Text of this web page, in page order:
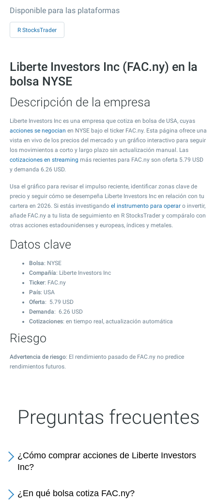
Disponible para las plataformas
R StocksTrader
Liberte Investors Inc (FAC.ny) en la
bolsa NYSE
Descripción de la empresa
Liberte Investors Inc es una empresa que cotiza en bolsa de USA, cuyas
acciones se negocian en NYSE bajo el ticker FAC.ny. Esta página ofrece una
vista en vivo de los precios del mercado y un gráfico interactivo para seguir
los movimientos a corto y largo plazo sin actualización manual. Las
cotizaciones en streaming más recientes para FAC.ny son oferta 5.79 USD
y demanda 6.26 USD.
Usa el gráfico para revisar el impulso reciente, identificar zonas clave de
precio y seguir cómo se desempeña Liberte Investors Inc en relación con tu
cartera en 2026. Si estás investigando el instrumento para operar o invertir,
añade FAC.ny a tu lista de seguimiento en R StocksTrader y compáralo con
otras acciones estadounidenses y europeas, índices y metales.
Datos clave
Bolsa: NYSE
Compañía: Liberte Investors Inc
Ticker: FAC.ny
País: USA
Oferta: 5.79 USD
Demanda: 6.26 USD
Cotizaciones: en tiempo real, actualización automática
Riesgo
Advertencia de riesgo: El rendimiento pasado de FAC.ny no predice
rendimientos futuros.
Preguntas frecuentes
¿Cómo comprar acciones de Liberte Investors
Inc?
¿En qué bolsa cotiza FAC.ny?